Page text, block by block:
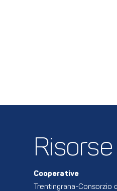
Cooperative
Trentingrana-Consorzio